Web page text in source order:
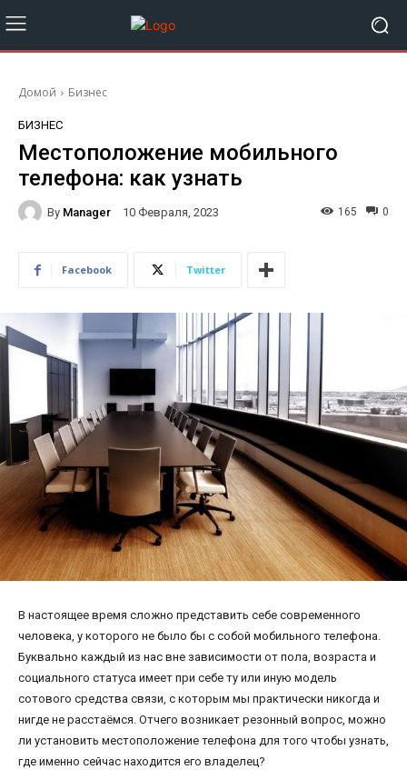
Домой Бизнес
БИЗНЕС
Местоположение мобильного
телефона: как узнать
By Manager 10 Февраля, 2023 0
165
Facebook Twitter
В настоящее время сложно представить себе современного
человека, у которого не было бы с собой мобильного телефона.
Буквально каждый из нас вне зависимости от пола, возраста и
социального статуса имеет при себе ту или иную модель
сотового средства связи, с которым мы практически никогда и
нигде не расстаёмся. Отчего возникает резонный вопрос, можно
ли установить местоположение телефона для того чтобы узнать,
где именно сейчас находится его владелец?